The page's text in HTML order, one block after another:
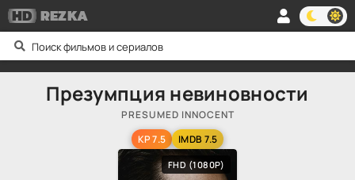
HDREZKA
Презумпция невиновности
PRESUMED INNOCENT
KP 7.5
IMDB 7.5
FHD (1080P)